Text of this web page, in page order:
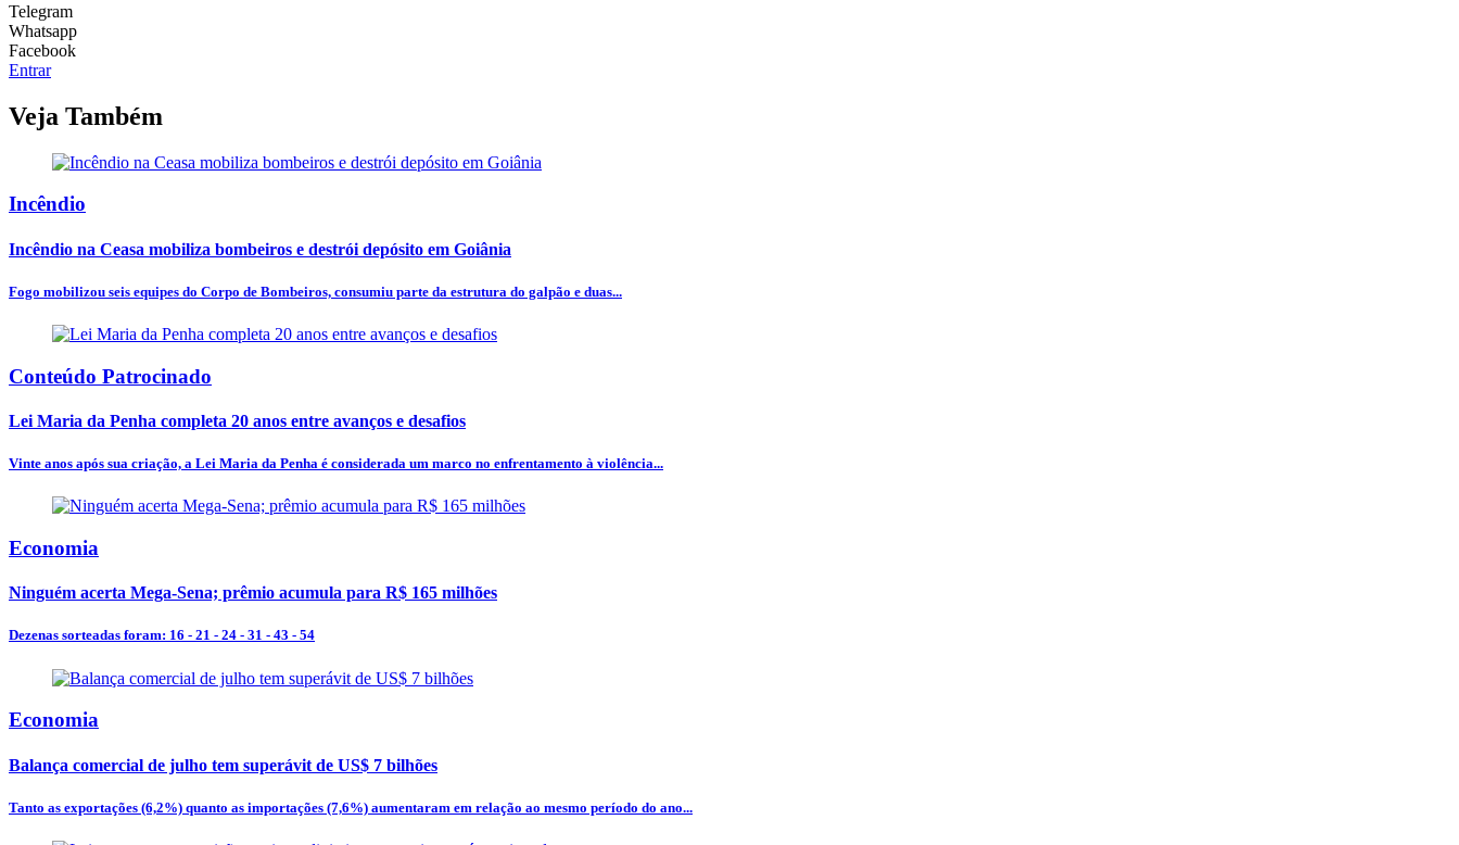
Telegram
Whatsapp
Facebook
Entrar
Veja Também
Incêndio
Incêndio na Ceasa mobiliza bombeiros e destrói depósito em Goiânia
Fogo mobilizou seis equipes do Corpo de Bombeiros, consumiu parte da estrutura do galpão e duas...
Conteúdo Patrocinado
Lei Maria da Penha completa 20 anos entre avanços e desafios
Vinte anos após sua criação, a Lei Maria da Penha é considerada um marco no enfrentamento à violência...
Economia
Ninguém acerta Mega-Sena; prêmio acumula para R$ 165 milhões
Dezenas sorteadas foram: 16 - 21 - 24 - 31 - 43 - 54
Economia
Balança comercial de julho tem superávit de US$ 7 bilhões
Tanto as exportações (6,2%) quanto as importações (7,6%) aumentaram em relação ao mesmo período do ano...